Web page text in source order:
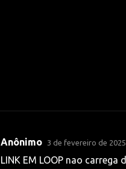
Anônimo 3 de fevereiro de
LINK EM LOOP nao carrega